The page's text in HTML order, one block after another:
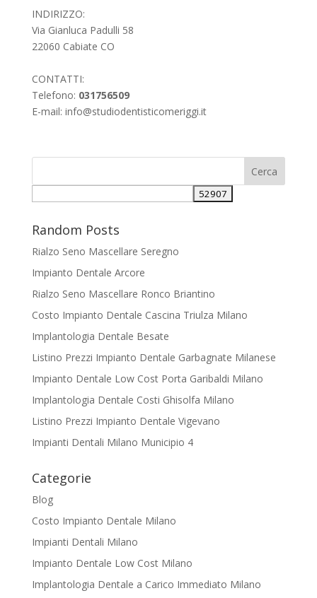
INDIRIZZO:
Via Gianluca Padulli 58
22060 Cabiate CO
CONTATTI:
Telefono: 031756509
E-mail: info@studiodentisticomeriggi.it
Random Posts
Rialzo Seno Mascellare Seregno
Impianto Dentale Arcore
Rialzo Seno Mascellare Ronco Briantino
Costo Impianto Dentale Cascina Triulza Milano
Implantologia Dentale Besate
Listino Prezzi Impianto Dentale Garbagnate Milanese
Impianto Dentale Low Cost Porta Garibaldi Milano
Implantologia Dentale Costi Ghisolfa Milano
Listino Prezzi Impianto Dentale Vigevano
Impianti Dentali Milano Municipio 4
Categorie
Blog
Costo Impianto Dentale Milano
Impianti Dentali Milano
Impianto Dentale Low Cost Milano
Implantologia Dentale a Carico Immediato Milano